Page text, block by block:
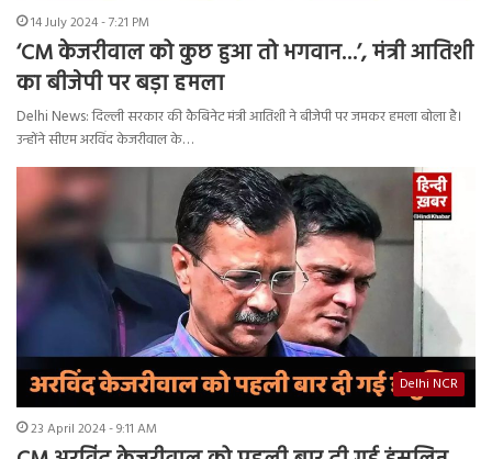
14 July 2024 - 7:21 PM
‘CM केजरीवाल को कुछ हुआ तो भगवान…’, मंत्री आतिशी
का बीजेपी पर बड़ा हमला
Delhi News: दिल्ली सरकार की कैबिनेट मंत्री आतिशी ने बीजेपी पर जमकर हमला बोला है।
उन्होंने सीएम अरविंद केजरीवाल के…
Delhi NCR
23 April 2024 - 9:11 AM